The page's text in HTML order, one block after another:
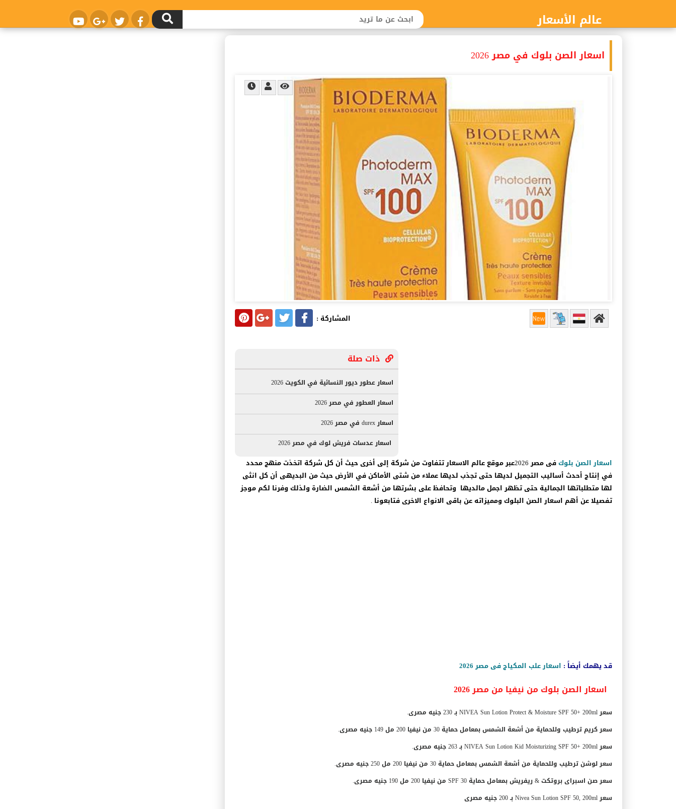
عالم الأسعار
اسعار الصن بلوك في مصر 2026
اسعار الصن بلوك في مصر 2024
المشاركة :
ذات صلة
اسعار عطور ديور النسائية في الكويت 2026
اسعار العطور في مصر 2026
اسعار durex في مصر 2026
اسعار عدسات فريش لوك في مصر 2026
اسعار الصن بلوك
فى مصر 2026عبر موقع عالم الاسعار تتفاوت من شركة إلى أخرى حيث أن كل شركة اتخذت منهج محدد
في إنتاج أحدث أساليب التجميل لديها حتى تجذب لديها عملاء من شتى الأماكن في الأرض حيث من البديهى أن كل انثى
لها متطلباتها الجمالية حتى تظهر اجمل مالديها وتحافظ على بشرتها من أشعة الشمس الضارة ولذلك وفرنا لكم موجز
تفصيلا عن أهم اسعار الصن البلوك ومميزاته عن باقى الانواع الاخرى فتابعونا .
قد يهمك أيضاً : اسعار علب المكياج فى مصر 2026
اسعار الصن بلوك من نيفيا من مصر 2026
سعر NIVEA Sun Lotion Protect & Moisture SPF 50+ 200ml بـ
230 جنيه مصرى.
سعر كريم ترطيب وللحماية من أشعة الشمس بمعامل حماية 30 من نيفيا 200 مل 149 جنيه مصرى.
سعر NIVEA Sun Lotion Kid Moisturizing SPF 50+ 200ml بـ 263 جنيه مصرى.
سعر لوشن ترطيب وللحماية من أشعة الشمس بمعامل حماية 30 من نيفيا 200 مل 250 جنيه مصرى.
سعر صن اسبراى بروتكت & ريفريش بمعامل حماية SPF 30 من نيفيا 200 مل 190 جنيه مصرى.
سعر Nivea Sun Lotion SPF 50, 200ml بـ 200 جنيه مصرى